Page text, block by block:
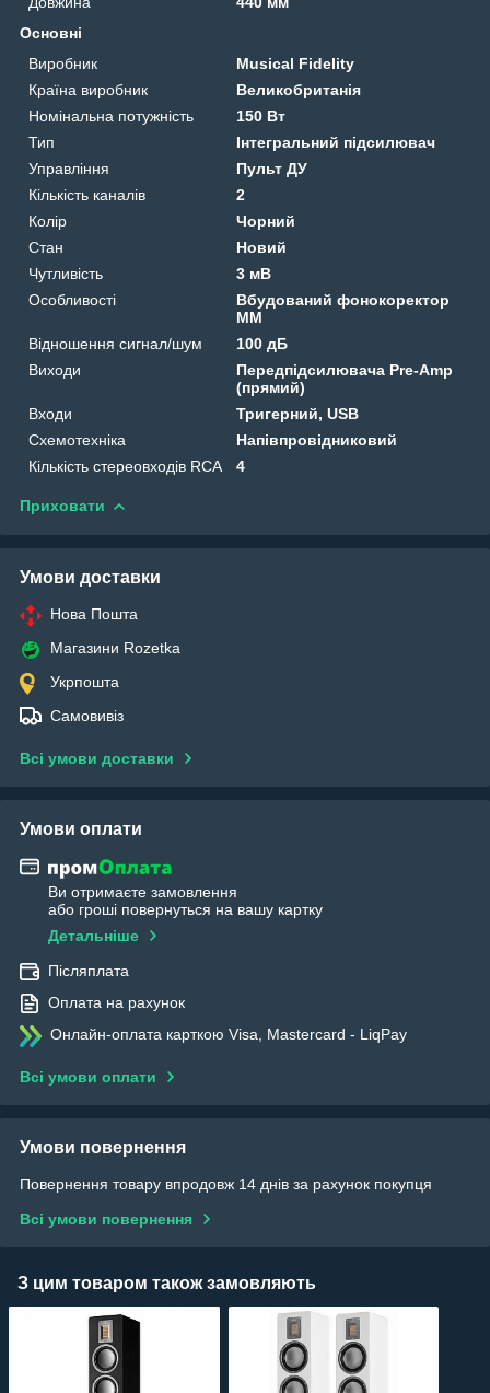
Основні
Виробник
Musical Fidelity
Країна виробник
Великобританія
Номінальна потужність
150 Вт
Тип
Інтегральний підсилювач
Управління
Пульт ДУ
Кількість каналів
2
Колір
Чорний
Стан
Новий
Чутливість
3 мВ
Особливості
Вбудований фонокоректор
ММ
Відношення сигнал/шум
100 дБ
Виходи
Передпідсилювача Pre-Amp
(прямий)
Входи
Тригерний, USB
Схемотехніка
Напівпровідниковий
Кількість стереовходів RCA
4
Приховати
Умови доставки
Нова Пошта
Магазини Rozetka
Укрпошта
Самовивіз
Всі умови доставки
Умови оплати
Ви отримаєте замовлення
або гроші повернуться на вашу картку
Детальніше
Післяплата
Оплата на рахунок
Онлайн-оплата карткою Visa, Mastercard - LiqPay
Всі умови оплати
Умови повернення
Повернення товару впродовж 14 днів за рахунок покупця
Всі умови повернення
З цим товаром також замовляють